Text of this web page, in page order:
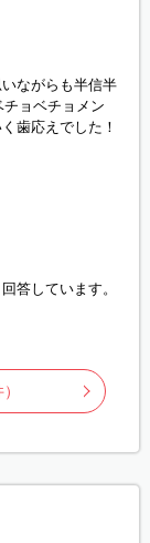
ながらも半信半
ョベチョメン
歯応えでした！
答しています。